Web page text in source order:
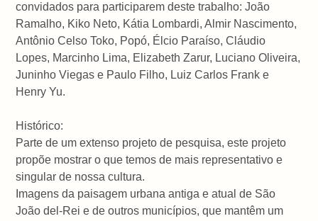
convidados para participarem deste trabalho: João
Ramalho, Kiko Neto, Kátia Lombardi, Almir Nascimento,
Antônio Celso Toko, Popó, Élcio Paraíso, Cláudio
Lopes, Marcinho Lima, Elizabeth Zarur, Luciano Oliveira,
Juninho Viegas e Paulo Filho, Luiz Carlos Frank e
Henry Yu.
Histórico:
Parte de um extenso projeto de pesquisa, este projeto
propõe mostrar o que temos de mais representativo e
singular de nossa cultura.
Imagens da paisagem urbana antiga e atual de São
João del-Rei e de outros municípios, que mantêm um